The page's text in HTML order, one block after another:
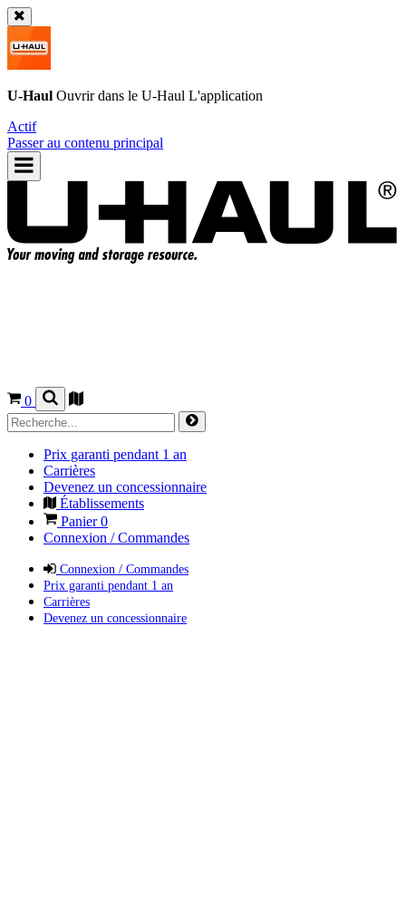
U-Haul Ouvrir dans le U-Haul L'application
Actif
Passer au contenu principal
0
Prix garanti pendant 1 an
Carrières
Devenez un concessionnaire
Établissements
Panier0
Connexion / Commandes
Connexion / Commandes
Prix garanti pendant 1 an
Carrières
Devenez un concessionnaire